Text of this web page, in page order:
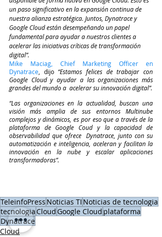
un paso significativo en la expansión continua de
nuestra alianza estratégica. Juntos, Dynatrace y
Google Cloud están desempeñando un papel
fundamental para ayudar a nuestros clientes a
acelerar las iniciativas críticas de transformación
digital”.
Mike Maciag, Chief Marketing Officer en
Dynatrace , dijo “Estamos felices de trabajar con
Google Cloud y ayudar a las organizaciones más
grandes del mundo a  acelerar su innovación digital”.
“Las organizaciones en la actualidad, buscan una
visión más amplia de sus entornos Multinube
complejos y dinámicos, es por eso que a través de la
plataforma de Google Coud y la capacidad de
observabilidad que ofrece  Dynatrace, junto con su
automatización e inteligencia, aceleran y facilitan la
innovación en la nube y escalar aplicaciones
transformadoras”.
TeleinfoPress Noticias TI Noticias de tecnologia
tecnologiaCloudGoogle Cloud plataforma
Dynatrace
Cloud